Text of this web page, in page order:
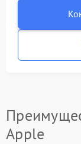
Apple